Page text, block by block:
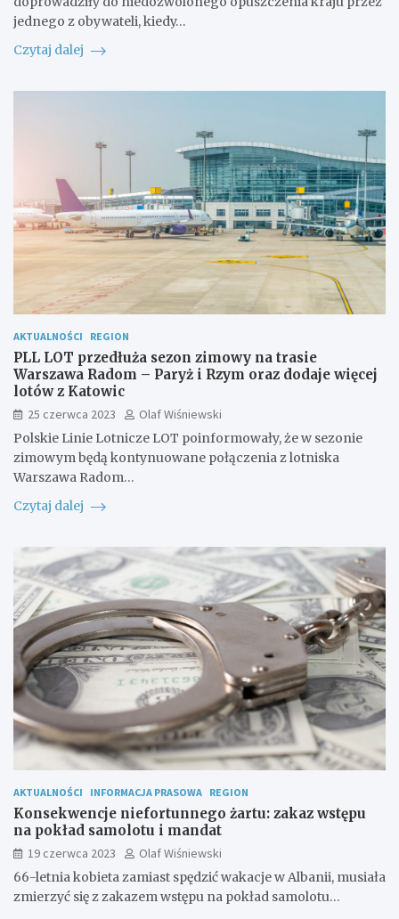
jednego z obywateli, kiedy…
Czytaj dalej
AKTUALNOŚCI REGION
PLL LOT przedłuża sezon zimowy na trasie
Warszawa Radom – Paryż i Rzym oraz dodaje więcej
lotów z Katowic
25 czerwca 2023
Olaf Wiśniewski
Polskie Linie Lotnicze LOT poinformowały, że w sezonie
zimowym będą kontynuowane połączenia z lotniska
Warszawa Radom…
Czytaj dalej
AKTUALNOŚCI INFORMACJA PRASOWA REGION
Konsekwencje niefortunnego żartu: zakaz wstępu
na pokład samolotu i mandat
19 czerwca 2023
Olaf Wiśniewski
66-letnia kobieta zamiast spędzić wakacje w Albanii, musiała
zmierzyć się z zakazem wstępu na pokład samolotu…